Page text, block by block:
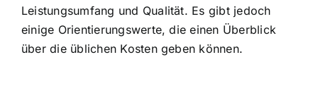
Leistungsumfang und Qualität. Es gibt jedoch
einige Orientierungswerte, die einen Überblick
über die üblichen Kosten geben können.